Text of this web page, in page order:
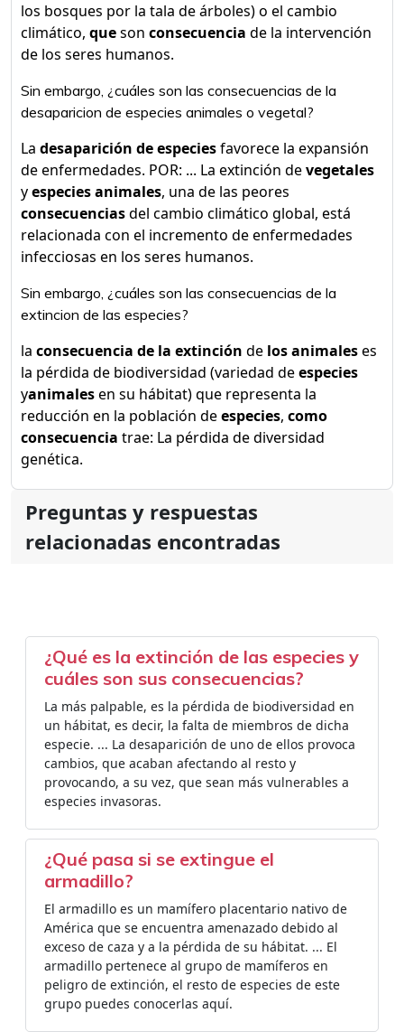
los bosques por la tala de árboles) o el cambio
climático, queson consecuencia de la intervención
de los seres humanos.
Sin embargo, ¿cuáles son las consecuencias de la
desaparicion de especies animales o vegetal?
La desaparición de especiesfavorece la expansión
de enfermedades. POR: ... La extinción devegetales
yespecies animales, una de las peores
consecuenciasdel cambio climático global, está
relacionada con el incremento de enfermedades
infecciosas en los seres humanos.
Sin embargo, ¿cuáles son las consecuencias de la
extincion de las especies?
la consecuencia de la extinción de los animaleses
la pérdida de biodiversidad (variedad deespecies
yanimalesen su hábitat) que representa la
reducción en la población deespecies, como
consecuencia trae: La pérdida de diversidad
genética.
Preguntas y respuestas
relacionadas encontradas
¿Qué es la extinción de las especies y
cuáles son sus consecuencias?
La más palpable, es la pérdida de biodiversidad en
un hábitat, es decir, la falta de miembros de dicha
especie. ... La desaparición de uno de ellos provoca
cambios, que acaban afectando al resto y
provocando, a su vez, que sean más vulnerables a
especies invasoras.
¿Qué pasa si se extingue el
armadillo?
El armadillo es un mamífero placentario nativo de
América que se encuentra amenazado debido al
exceso de caza y a la pérdida de su hábitat. ... El
armadillo pertenece al grupo de mamíferos en
peligro de extinción, el resto de especies de este
grupo puedes conocerlas aquí.